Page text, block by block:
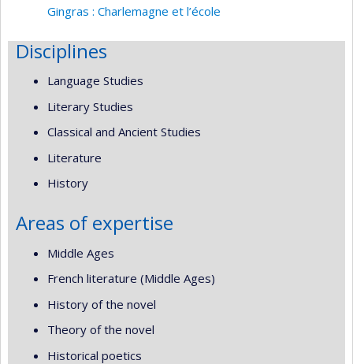
Gingras : Charlemagne et l’école
Disciplines
Language Studies
Literary Studies
Classical and Ancient Studies
Literature
History
Areas of expertise
Middle Ages
French literature (Middle Ages)
History of the novel
Theory of the novel
Historical poetics